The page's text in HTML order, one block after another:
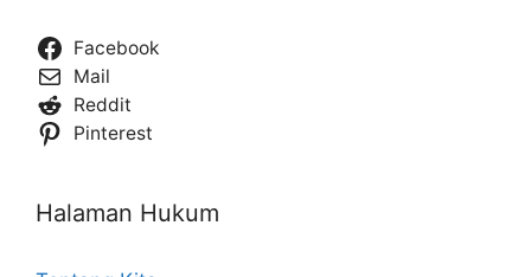
Facebook
Mail
Reddit
Pinterest
Halaman Hukum